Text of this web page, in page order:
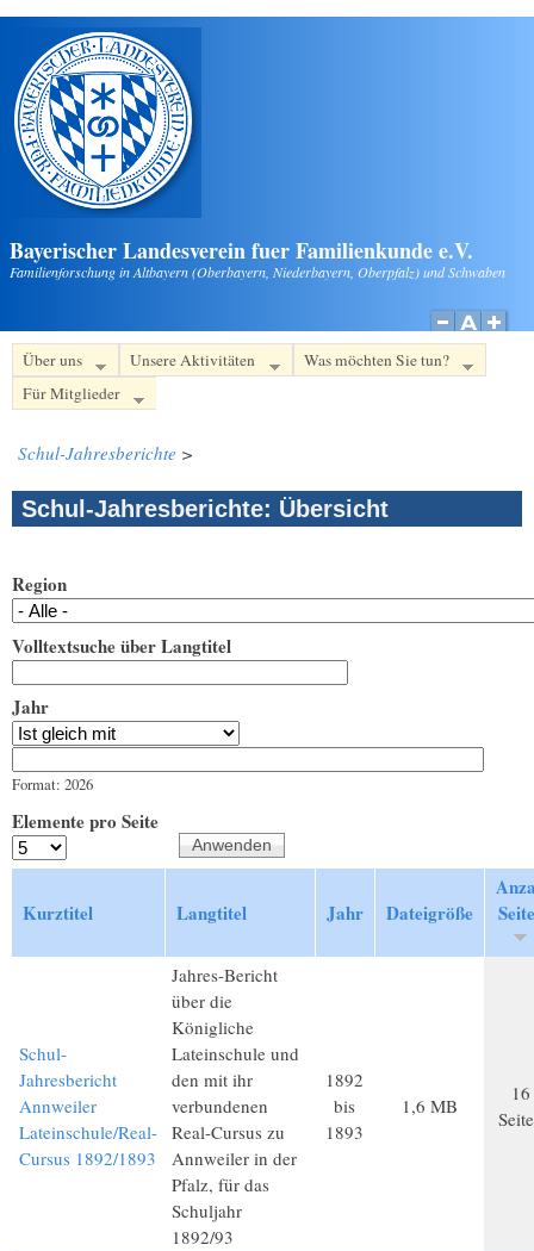
Direkt zum Inhalt
Bayerischer Landesverein fuer Familienkunde e.V.
Familienforschung in Altbayern (Oberbayern, Niederbayern, Oberpfalz) und Schwaben
Über uns Unsere Aktivitäten
Was möchten Sie tun?
Für Mitglieder
Schul-Jahresberichte >
Schul-Jahresberichte: Übersicht
Region
Volltextsuche über Langtitel
Jahr
Format: 2026
Elemente pro Seite
Kurztitel Langtitel Jahr Dateigröße
Schul-
Jahresbericht
Annweiler
Lateinschule/Real-
Cursus 1892/1893
Jahres-Bericht
über die
Königliche
Lateinschule und
den mit ihr
verbundenen
Real-Cursus zu
Annweiler in der
Pfalz, für das
Schuljahr
1892/93
1892
bis
1893
1,6 MB
16